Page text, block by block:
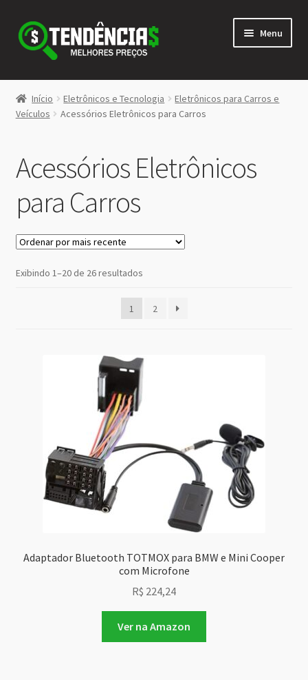
Pular
para
navegação
Pular
para
conteúdo
Menu
LOJA
<>
Início Eletrônicos e Tecnologia
Eletrônicos para Carros e
Veículos
Acessórios Eletrônicos para Carros
Acessórios Eletrônicos
para Carros
Exibindo 1–20 de 26 resultadosClassificado
recente
1 2
Adaptador Bluetooth TOTMOX para BMW e Mini Cooper
com Microfone
R$ 224,24
Ver na Amazon